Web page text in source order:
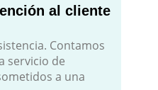
al cliente
Contamos
servicio de
a una